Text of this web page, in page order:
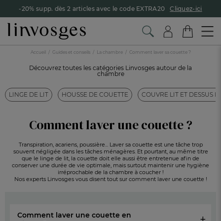
-20% supp. dès 2 articles avec le code EXTRA20 Cliquez-ici
Accueil Guides et conseils La chambre Comment laver sa couette ?
Découvrez toutes les catégories Linvosges autour de la
chambre
LINGE DE LIT HOUSSE DE COUETTE COUVRE LIT ET DESSUS
Comment laver une couette ?
Transpiration, acariens, poussière... Laver sa couette est une tâche trop
souvent négligée dans les tâches ménagères. Et pourtant, au même titre
que le linge de lit, la couette doit elle aussi être entretenue afin de
conserver une durée de vie optimale, mais surtout maintenir une hygiène
irréprochable de la chambre à coucher !
Nos experts Linvosges vous disent tout sur comment laver une couette !
Comment laver une couette en